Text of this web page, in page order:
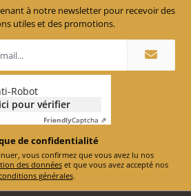
à notre newsletter pour recevoir des
utiles et des promotions.
Robot
pour vérifier
FriendlyCaptcha ⇗
de confidentialité
En sélectionnant Continuer, vous confirmez que vous avez lu nos
des données
et que vous avez accepté nos
générales.